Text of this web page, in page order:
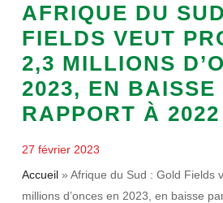
AFRIQUE DU
FIELDS VEUT
2,3 MILLIONS
2023, EN BAISSE
RAPPORT À 2022
27 février 2023
Accueil» Afrique du Sud : Gold Fields
millions d’onces en 2023, en baisse